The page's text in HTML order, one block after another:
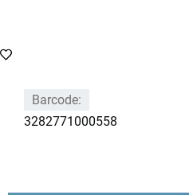
Barcode:
3282771000558